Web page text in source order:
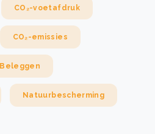
CO₂-voetafdruk
CO₂-emissies
Beleggen
Natuurbescherming